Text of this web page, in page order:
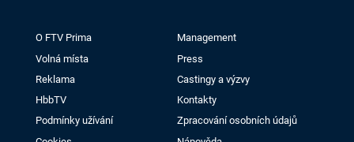
O FTV Prima
Management
Volná místa
Press
Reklama
Castingy a výzvy
HbbTV
Kontakty
Podmínky užívání
Zpracování osobních údajů